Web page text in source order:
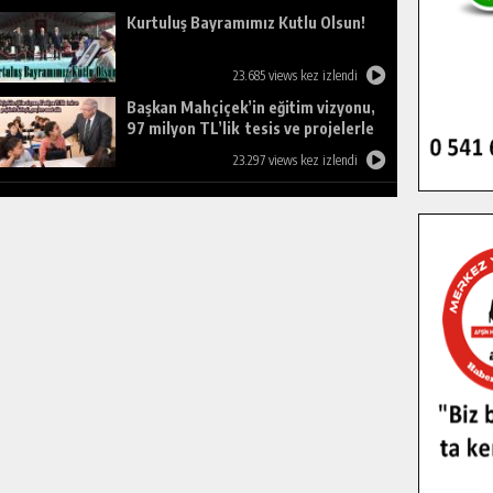
Kurtuluş Bayramımız Kutlu Olsun!
23.685 views kez izlendi
Başkan Mahçiçek’in eğitim vizyonu,
97 milyon TL’lik tesis ve projelerle
23.297 views kez izlendi